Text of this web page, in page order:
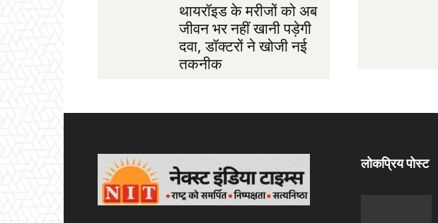
थायरॉइड के मरीजों को अब
जीवन भर नहीं खानी पड़ेगी
दवा, डॉक्टरों ने खोजी नई
तकनीक
लोकप्रिय पोस्ट